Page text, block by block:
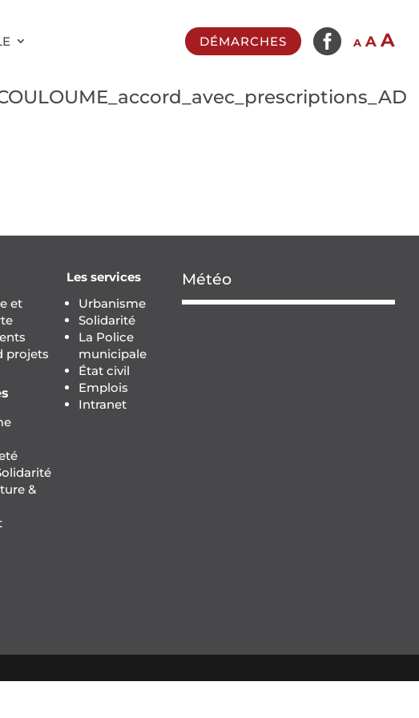
DÉMARCHES  A Decrease
A Reset
A
et
projets
&
Les services
Urbanisme
Solidarité
La Police
municipale
État civil
Emplois
Intranet
Météo